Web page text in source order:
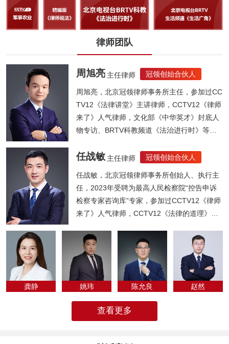
律师团队
周旭亮 主任律师 冠领创始合伙人
周旭亮，北京冠领律师事务所主任，参加过CC
TV12《法律讲堂》主讲律师，CCTV12《律师
来了》人气律师，文化部《中华英才》封底人
物专访、BRTV科教频道《法治进行时》等节
任战敏 主任律师 冠领创始合伙人
任战敏，北京冠领律师事务所创始人、执行主
任，2023年受聘为最高人民检察院“控告申诉
检察专家咨询库”专家，参加过CCTV12《律师
来了》人气律师，CCTV12《法律的道理》人
专为法律人化...
龚静 姚玮 陈允良 ​赵然
查看更多